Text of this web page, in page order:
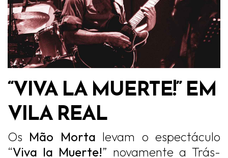
“VIVA LA MUERTE!” EM
VILA REAL
Os Mão Morta levam o espectáculo
“Viva la Muerte!” novamente a Trás-